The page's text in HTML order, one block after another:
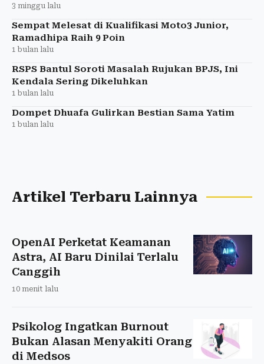
3 minggu lalu
Sempat Melesat di Kualifikasi Moto3 Junior,
Ramadhipa Raih 9 Poin
1 bulan lalu
RSPS Bantul Soroti Masalah Rujukan BPJS, Ini
Kendala Sering Dikeluhkan
1 bulan lalu
Dompet Dhuafa Gulirkan Bestian Sama Yatim
1 bulan lalu
Artikel Terbaru Lainnya
OpenAI Perketat Keamanan
Astra, AI Baru Dinilai Terlalu
Canggih
10 menit lalu
Psikolog Ingatkan Burnout
Bukan Alasan Menyakiti Orang
di Medsos